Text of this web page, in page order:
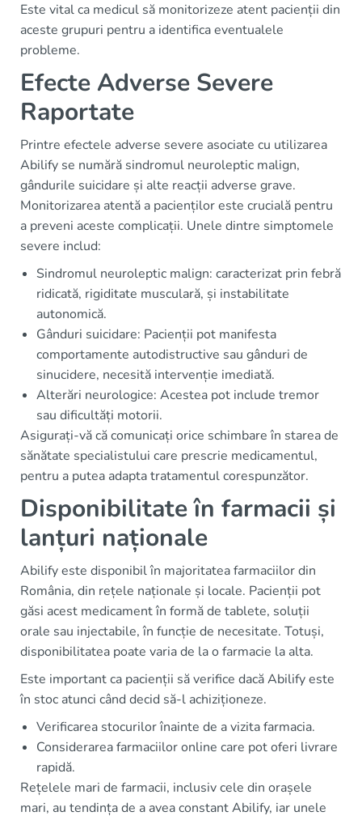
Este vital ca medicul să monitorizeze atent pacienții din
aceste grupuri pentru a identifica eventualele
probleme.
Efecte Adverse Severe
Raportate
Printre efectele adverse severe asociate cu utilizarea
Abilify se numără sindromul neuroleptic malign,
gândurile suicidare și alte reacții adverse grave.
Monitorizarea atentă a pacienților este crucială pentru
a preveni aceste complicații. Unele dintre simptomele
severe includ:
Sindromul neuroleptic malign: caracterizat prin febră
ridicată, rigiditate musculară, și instabilitate
autonomică.
Gânduri suicidare: Pacienții pot manifesta
comportamente autodistructive sau gânduri de
sinucidere, necesită intervenție imediată.
Alterări neurologice: Acestea pot include tremor
sau dificultăți motorii.
Asigurați-vă că comunicați orice schimbare în starea de
sănătate specialistului care prescrie medicamentul,
pentru a putea adapta tratamentul corespunzător.
Disponibilitate în farmacii și
lanțuri naționale
Abilify este disponibil în majoritatea farmaciilor din
România, din rețele naționale și locale. Pacienții pot
găsi acest medicament în formă de tablete, soluții
orale sau injectabile, în funcție de necesitate. Totuși,
disponibilitatea poate varia de la o farmacie la alta.
Este important ca pacienții să verifice dacă Abilify este
în stoc atunci când decid să-l achiziționeze.
Verificarea stocurilor înainte de a vizita farmacia.
Considerarea farmaciilor online care pot oferi livrare
rapidă.
Rețelele mari de farmacii, inclusiv cele din orașele
mari, au tendința de a avea constant Abilify, iar unele